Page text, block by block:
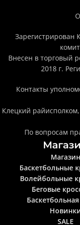
Внесен в торговый
2018 г.
Контакты
Клецкий
По вопросам
Магазин
Баскетбольные
Волейбольные
Беговые
SALE